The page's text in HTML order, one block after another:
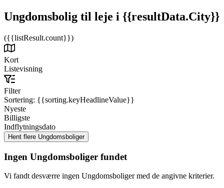
Ungdomsbolig til leje i {{resultData.City}}
({{listResult.count}})
Kort
Listevisning
Filter
Sortering: {{sorting.keyHeadlineValue}}
Nyeste
Billigste
Indflytningsdato
Ingen Ungdomsboliger fundet
Vi fandt desværre ingen Ungdomsboliger med de angivne kriterier.